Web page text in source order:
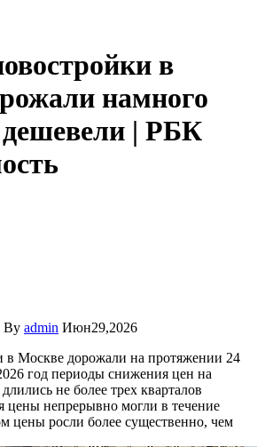
в
намного
| РБК
By admin Июн29,2026
год периоды снижения цен на
не более трех кварталов
цены непрерывно могли в течение
цены росли более существенно, чем